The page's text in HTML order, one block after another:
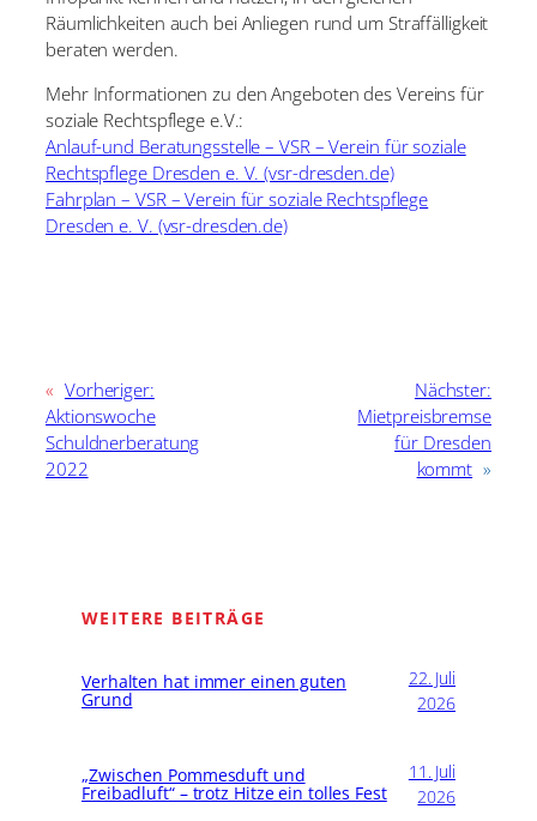
Räumlichkeiten auch bei Anliegen rund um Straffälligkeit
beraten werden.
Mehr Informationen zu den Angeboten des Vereins für
soziale Rechtspflege e.V.:
Anlauf-und Beratungsstelle – VSR – Verein für soziale
Rechtspflege Dresden e. V. (vsr-dresden.de)
Fahrplan – VSR – Verein für soziale Rechtspflege
Dresden e. V. (vsr-dresden.de)
« Vorheriger:
Aktionswoche
Schuldnerberatung
2022
Nächster:
Mietpreisbremse
für Dresden
kommt »
WEITERE BEITRÄGE
Verhalten hat immer einen guten
Grund
22. Juli
2026
„Zwischen Pommesduft und
Freibadluft“ – trotz Hitze ein tolles Fest
11. Juli
2026